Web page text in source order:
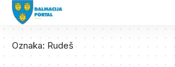
Oznaka: Rudeš